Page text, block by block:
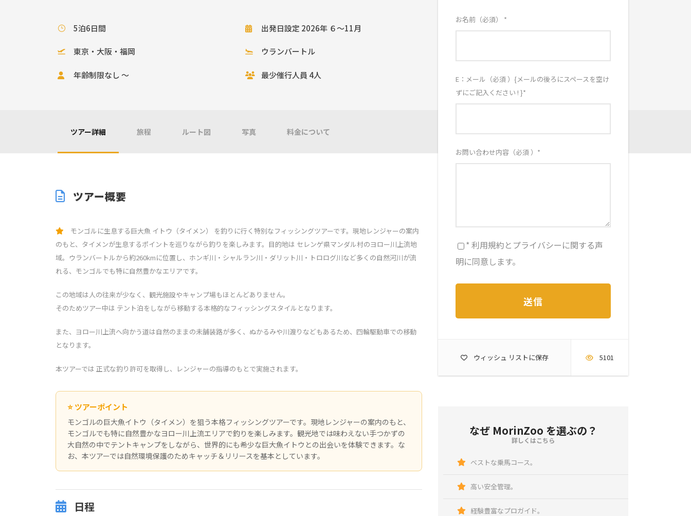
お名前（必須） *
E：メール（必須 ）{メールの後ろにスペースを空け
ずにご記入ください ! }*
お問い合わせ内容（必須 ） *
* 利用規約とプライバシーに関する声
明に同意します。
ウィッシュ リストに保存 5101
なぜ MorinZoo を選ぶの？
詳しくはこちら
ベストな乗馬コース。
高い安全管理。
経験豊富なプロガイド。
5泊6日間 出発日設定 2026年 ６～11月
東京・大阪・福岡 ウランバートル
年齢制限なし ～ 最少催行人員 4人
ツアー詳細 旅程 ルート図 写真 料金について
ツアー概要
モンゴルに生息する巨大魚 イトウ（タイメン） を釣りに行く特別なフィッシングツアーです。現地レンジャーの案内
のもと、タイメンが生息するポイントを巡りながら釣りを楽しみます。目的地は セレンゲ県マンダル村のヨロー川上流地
域。ウランバートルから約260kmに位置し、ホンギ川・シャルラン川・ダリット川・トロログ川など多くの自然河川が流
れる、モンゴルでも特に自然豊かなエリアです。
この地域は人の往来が少なく、観光施設やキャンプ場もほとんどありません。
そのためツアー中は テント泊をしながら移動する本格的なフィッシングスタイルとなります。
また、ヨロー川上流へ向かう道は自然のままの未舗装路が多く、ぬかるみや川渡りなどもあるため、四輪駆動車での移動
となります。
本ツアーでは 正式な釣り許可を取得し、レンジャーの指導のもとで実施されます。
⭐ ツアーポイント
モンゴルの巨大魚イトウ（タイメン）を狙う本格フィッシングツアーです。現地レンジャーの案内のもと、
モンゴルでも特に自然豊かなヨロー川上流エリアで釣りを楽しみます。観光地では味わえない手つかずの
大自然の中でテントキャンプをしながら、世界的にも希少な巨大魚イトウとの出会いを体験できます。な
お、本ツアーでは自然環境保護のためキャッチ＆リリースを基本としています。
日程